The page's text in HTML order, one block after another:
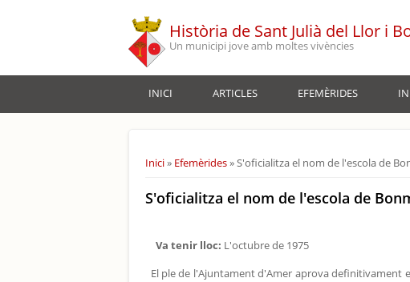
Història de Sant Julià del Llor i
Un municipi jove amb moltes vivències
INICI ARTICLES EFEMÈRIDES
Esteu aquí
Inici» Efemèrides» S'oficialitza el nom de l'escola de
S'oficialitza el nom de l'escola de
Va tenir lloc: L'octubre de 1975
El ple de l'Ajuntament d'Amer aprova definitivament